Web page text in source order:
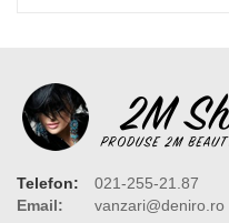
Telefon:
021-255-21.87
Email:
vanzari@deniro.ro